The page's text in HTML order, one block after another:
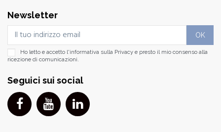
Newsletter
Ho letto e accetto l'informativa sulla Privacy e presto il mio consenso alla
ricezione di comunicazioni.
Seguici sui social